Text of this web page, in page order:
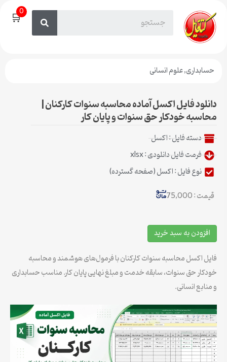
🛒0
حسابداری,علوم انسانی
دانلود فایل اکسل آماده محاسبه سنوات کارکنان |
محاسبه خودکار حق سنوات و پایان کار
دسته فایل :اکسل
فرمت فایل دانلودی : xlsx
نوع فایل : اکسل (صفحه گسترده)
قیمت : 75,000
افزودن به سبد خرید
فایل اکسل محاسبه سنوات کارکنان با فرمول‌های هوشمند و محاسبه
خودکار حق سنوات، سابقه خدمت و مبلغ نهایی پایان کار. مناسب حسابداری
و منابع انسانی.